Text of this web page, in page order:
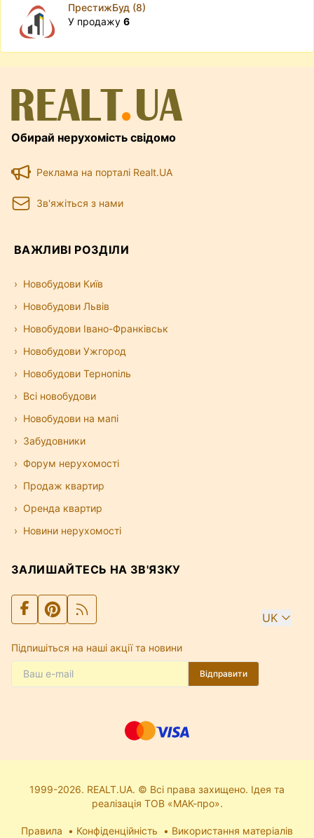
ПрестижБуд (8)
У продажу 6
Обирай нерухомість свідомо
Реклама на порталі Realt.UA
Зв'яжіться з нами
ВАЖЛИВІ РОЗДІЛИ
Новобудови Київ
Новобудови Львів
Новобудови Івано-Франківськ
Новобудови Ужгород
Новобудови Тернопіль
Всі новобудови
Новобудови на мапі
Забудовники
Форум нерухомості
Продаж квартир
Оренда квартир
Новини нерухомості
ЗАЛИШАЙТЕСЬ НА ЗВ'ЯЗКУ
UK
Підпишіться на наші акції та новини
Відправити
1999-2026. REALT.UA. © Всі права захищено. Ідея та
реалізація ТОВ «МАК-про».
Правила Конфіденційність Використання матеріалів